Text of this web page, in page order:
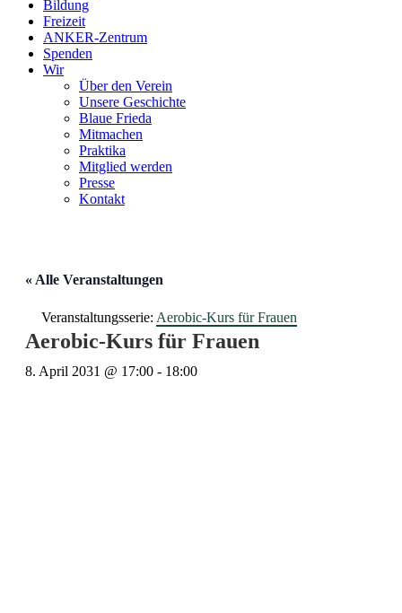
Bildung
Freizeit
ANKER-Zentrum
Spenden
Wir
Über den Verein
Unsere Geschichte
Blaue Frieda
Mitmachen
Praktika
Mitglied werden
Presse
Kontakt
« Alle Veranstaltungen
Veranstaltungsserie: Aerobic-Kurs für Frauen
Aerobic-Kurs für Frauen
8. April 2031 @ 17:00 - 18:00